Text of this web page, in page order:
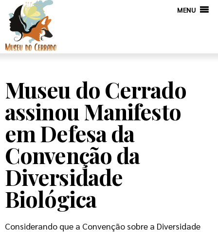
MENU
Museu do Cerrado
assinou Manifesto
em Defesa da
Convenção da
Diversidade
Biológica
Considerando que a Convenção sobre a Diversidade